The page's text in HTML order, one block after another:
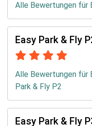
Alle Bewertungen für
Easy Park & Fly
Alle Bewertungen für
Park & Fly P2
Easy Park & Fly